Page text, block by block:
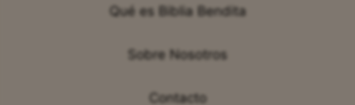
Qué es Biblia Bendita
Sobre Nosotros
Contacto